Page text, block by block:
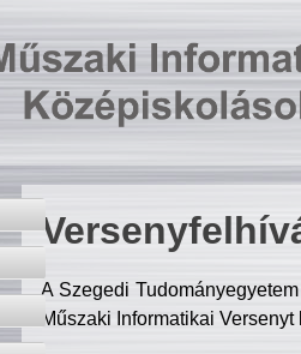
A Szegedi
Műszaki Informatikai